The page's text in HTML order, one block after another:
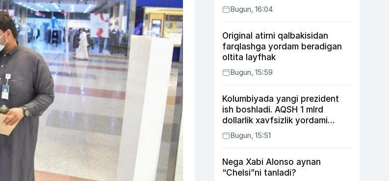
Bugun, 16:04
Original atirni qalbakisidan
farqlashga yordam beradigan
oltita layfhak
Bugun, 15:59
Kolumbiyada yangi prezident
ish boshladi. AQSH 1 mlrd
dollarlik xavfsizlik yordami
bermoqchi
Bugun, 15:51
Nega Xabi Alonso aynan
“Chelsi”ni tanladi?